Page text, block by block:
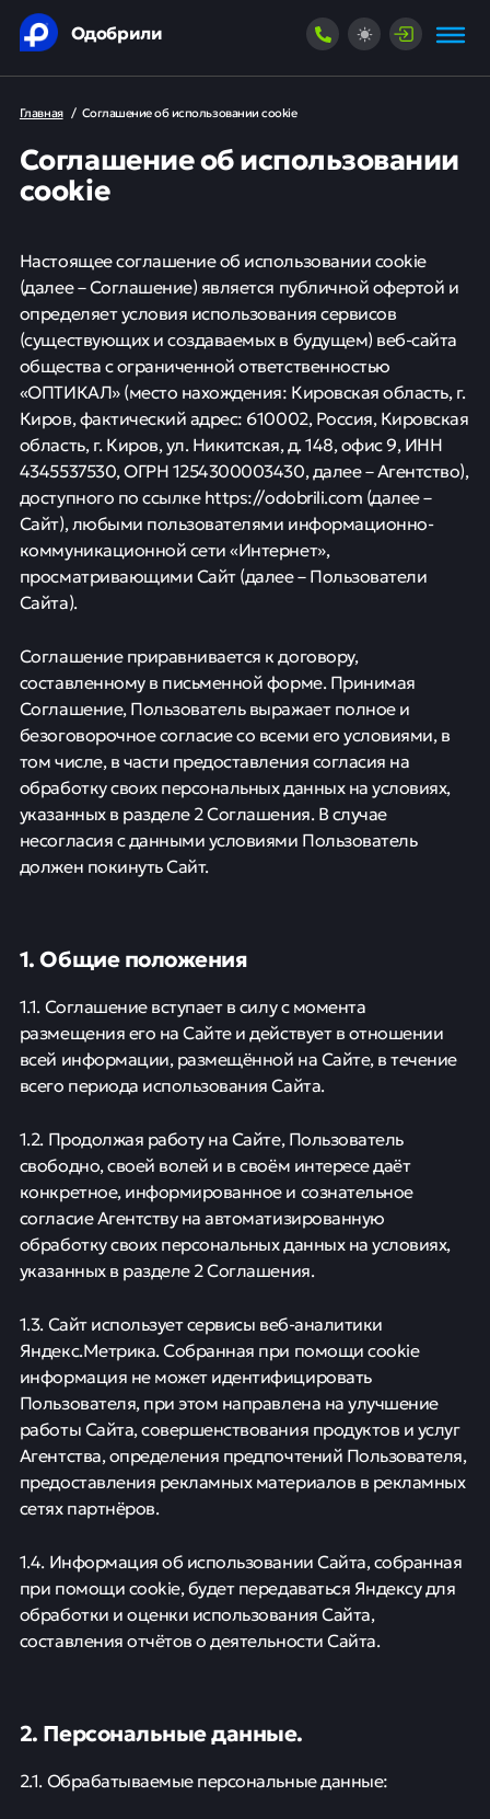
Одобрили
Главная / Соглашение об использовании cookie
Соглашение об использовании
cookie
Настоящее соглашение об использовании cookie
(далее – Соглашение) является публичной офертой и
определяет условия использования сервисов
(существующих и создаваемых в будущем) веб-сайта
общества с ограниченной ответственностью
«ОПТИКАЛ» (место нахождения: Кировская область, г.
Киров, фактический адрес: 610002, Россия, Кировская
область, г. Киров, ул. Никитская, д. 148, офис 9, ИНН
4345537530, ОГРН 1254300003430, далее – Агентство),
доступного по ссылке https://odobrili.com (далее –
Сайт), любыми пользователями информационно-
коммуникационной сети «Интернет»,
просматривающими Сайт (далее – Пользователи
Сайта).
Соглашение приравнивается к договору,
составленному в письменной форме. Принимая
Соглашение, Пользователь выражает полное и
безоговорочное согласие со всеми его условиями, в
том числе, в части предоставления согласия на
обработку своих персональных данных на условиях,
указанных в разделе 2 Соглашения. В случае
несогласия с данными условиями Пользователь
должен покинуть Сайт.
1. Общие положения
1.1. Соглашение вступает в силу с момента
размещения его на Сайте и действует в отношении
всей информации, размещённой на Сайте, в течение
всего периода использования Сайта.
1.2. Продолжая работу на Сайте, Пользователь
свободно, своей волей и в своём интересе даёт
конкретное, информированное и сознательное
согласие Агентству на автоматизированную
обработку своих персональных данных на условиях,
указанных в разделе 2 Соглашения.
1.3. Сайт использует сервисы веб-аналитики
Яндекс.Метрика. Собранная при помощи cookie
информация не может идентифицировать
Пользователя, при этом направлена на улучшение
работы Сайта, совершенствования продуктов и услуг
Агентства, определения предпочтений Пользователя,
предоставления рекламных материалов в рекламных
сетях партнёров.
1.4. Информация об использовании Сайта, собранная
при помощи cookie, будет передаваться Яндексу для
обработки и оценки использования Сайта,
составления отчётов о деятельности Сайта.
2. Персональные данные.
2.1. Обрабатываемые персональные данные: